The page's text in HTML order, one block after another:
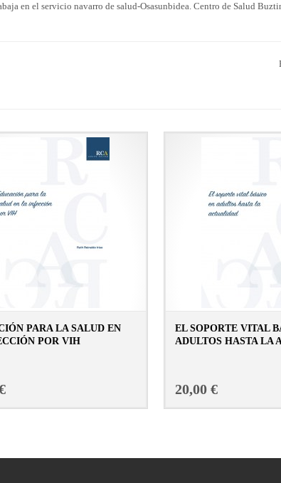
en el servicio navarro de salud-Osasunbidea. Centro de Salud
PARA LA SALUD EN
POR VIH
EL SOPORTE VITAL
ADULTOS HASTA LA
20,00 €